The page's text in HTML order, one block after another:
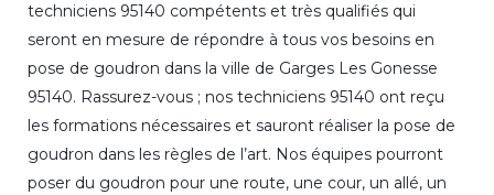
techniciens 95140 compétents et très qualifiés qui
seront en mesure de répondre à tous vos besoins en
pose de goudron dans la ville de Garges Les Gonesse
95140. Rassurez-vous ; nos techniciens 95140 ont reçu
les formations nécessaires et sauront réaliser la pose de
goudron dans les règles de l’art. Nos équipes pourront
poser du goudron pour une route, une cour, un allé, un